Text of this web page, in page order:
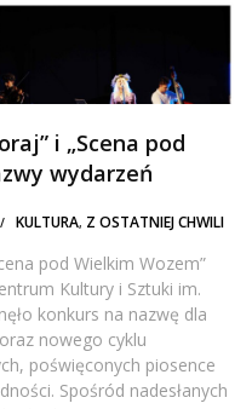
i „Scena pod
wydarzeń
/ KULTURA, Z OSTATNIEJ CHWILI
pod Wielkim Wozem”
Kultury i Sztuki im.
konkurs na nazwę dla
nowego cyklu
poświęconych piosence
Spośród nadesłanych